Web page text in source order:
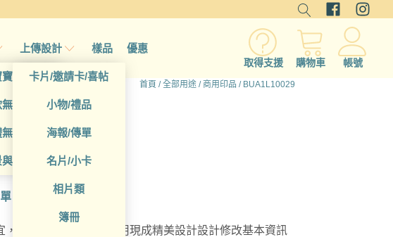
無框畫
框畫
框畫
藝術
上傳設計
卡片/邀請卡/喜帖
小物/禮品
海報/傳單
名片/小卡
相片類
簿冊
樣品 優惠
取得支援 購物車 帳號
首頁 /全部用途 / 商用印品 / BUA1L10029
，多種材質可選擇；利用現成精美設計設計修改基本資訊